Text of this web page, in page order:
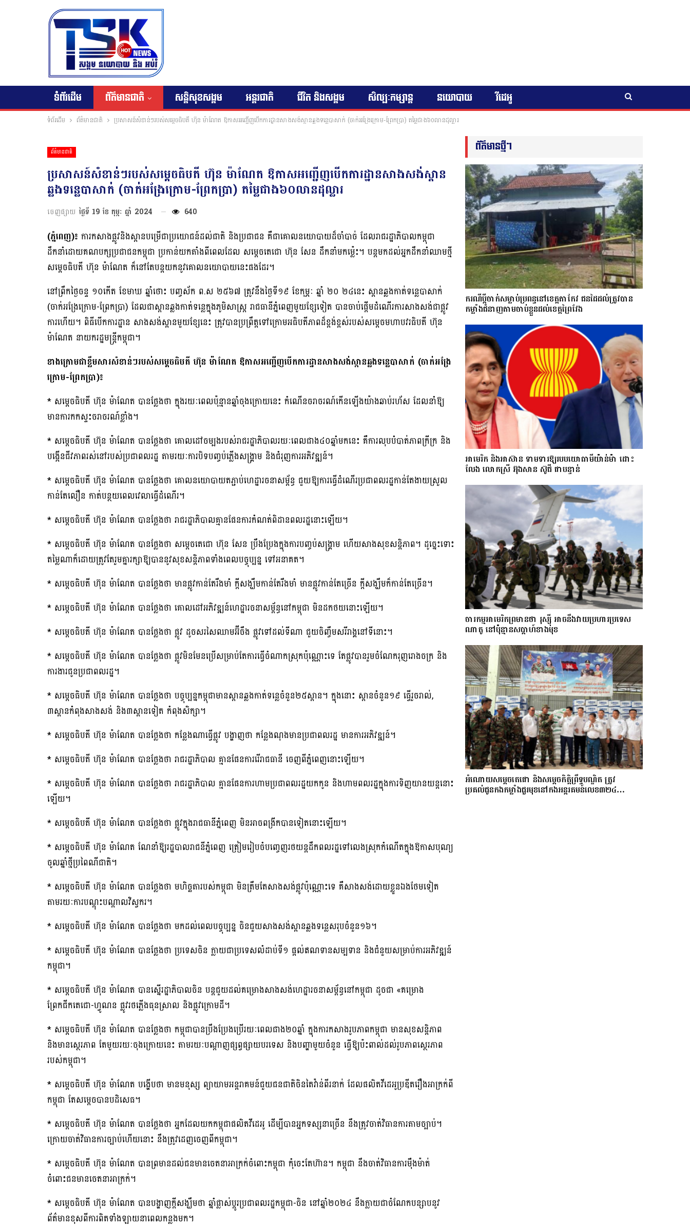
ទំព័រដើម ព័ត៌មានជាតិ សន្តិសុខសង្គម អន្តរជាតិ ជីវិត និងសង្គម សិល្បៈកម្សាន្ត នយោបាយ វីដេអូ
ទំព័រដើម ព័ត៌មានជាតិ ប្រសាសន៍សំខាន់ៗរបស់សម្តេចធិបតី ហ៊ុន ម៉ាណែត ឱកាសអញ្ជើញបើកការដ្ឋានសាងសង់ស្ពានឆ្លងទន្លេបាសាក់ (ចាក់អង្រែក្រោម-ព្រែកប្រា) តម្លៃជាង៦០លានដុល្លារ
ព័ត៌មានជាតិ
ប្រសាសន៍សំខាន់ៗរបស់សម្តេចធិបតី ហ៊ុន ម៉ាណែត ឱកាសអញ្ជើញបើកការដ្ឋានសាងសង់ស្ពាន
ឆ្លងទន្លេបាសាក់ (ចាក់អង្រែក្រោម-ព្រែកប្រា) តម្លៃជាង៦០លានដុល្លារ
ចេញផ្សាយ ថ្ងៃទី 19 ខែ កុម្ភៈ ឆ្នាំ 2024 640
(ភ្នំពេញ)៖ ការកសាងផ្លូវនិងស្ពានបម្រើជាប្រយោជន៍ដល់ជាតិ និងប្រជាជន គឺជាគោលនយោបាយដ៏ចាំបាច់ ដែលរាជរដ្ឋាភិបាលកម្ពុជា
ដឹកនាំដោយគណបក្សប្រជាជនកម្ពុជា ប្រកាន់យកតាំងពីពេលដែល សម្តេចតេជោ ហ៊ុន សែន ដឹកនាំមកម្ល៉េះ។ បន្តមកដល់អ្នកដឹកនាំឈាមថ្មី
សម្តេចធិបតី ហ៊ុន ម៉ាណែត ក៏នៅតែបន្តយកនូវគោលនយោបាយនេះផងដែរ។
នៅព្រឹកថ្ងៃចន្ទ ១០កើត ខែមាឃ ឆ្នាំថោះ បញ្ចស័ក ព.ស ២៥៦៧ ត្រូវនឹងថ្ងៃទី១៩ ខែកុម្ភៈ ឆ្នាំ ២០ ២៤នេះ ស្ពានឆ្លងកាត់ទន្លេបាសាក់
(ចាក់អង្រែក្រោម-ព្រែកប្រា) ដែលជាស្ពានឆ្លងកាត់ទន្លេក្នុងភូមិសាស្ត្រ រាជធានីភ្នំពេញមួយខ្សែទៀត បានចាប់ផ្តើមដំណើរការសាងសង់ជាផ្លូវ
ការហើយ។ ពិធីបើកការដ្ឋាន សាងសង់ស្ពានមួយខ្សែនេះ ត្រូវបានប្រព្រឹត្តទៅក្រោមអធិបតីភាពដ៏ខ្ពង់ខ្ពស់របស់សម្តេចមហាបវរធិបតី ហ៊ុន
ម៉ាណែត នាយករដ្ឋមន្ត្រីកម្ពុជា។
ខាងក្រោមជាខ្លឹមសារសំខាន់ៗរបស់សម្តេចធិបតី ហ៊ុន ម៉ាណែត ឱកាសអញ្ជើញបើកការដ្ឋានសាងសង់ស្ពានឆ្លងទន្លេបាសាក់ (ចាក់អង្រែ
ក្រោម-ព្រែកប្រា)៖
* សម្តេចធិបតី ហ៊ុន ម៉ាណែត បានថ្លែងថា ក្នុងរយៈពេលប៉ុន្មានឆ្នាំចុងក្រោយនេះ កំណើនចរាចរណ៍កើនឡើងយ៉ាងឆាប់រហ័ស ដែលនាំឱ្យ
មានការកកស្ទះចរាចរណ៍ខ្លាំង។
* សម្តេចធិបតី ហ៊ុន ម៉ាណែត បានថ្លែងថា គោលដៅចម្បងរបស់រាជរដ្ឋាភិបាលរយៈពេលជាង​៤០ឆ្នាំមកនេះ គឺការលុបបំបាត់ភាពក្រីក្រ និង
បង្កើនជីវភាពរស់នៅរបស់ប្រជាពលរដ្ឋ តាមរយៈការបិទបញ្ចប់ភ្លើងសង្គ្រាម និងជំរុញការអភិវឌ្ឍន៍។
* សម្តេចធិបតី ហ៊ុន ម៉ាណែត បានថ្លែងថា គោលនយោបាយតភ្ជាប់ហេដ្ឋារចនាសម្ព័ន្ធ ជួយឱ្យការធ្វើដំណើរ​ប្រជា​ពលរដ្ឋកាន់តែងាយស្រួល
កាន់តែលឿន កាត់បន្ថយពេលវេលាធ្វើដំណើរ។
* សម្តេចធិបតី ហ៊ុន ម៉ាណែត បានថ្លែងថា រាជរដ្ឋាភិបាលគ្មានផែនការកំណត់ពិដានពលរដ្ឋនោះឡើយ។
* សម្តេចធិបតី ហ៊ុន ម៉ាណែត បានថ្លែងថា សម្តេចតេជោ ហ៊ុន សែន ប្រឹងប្រែងក្នុងការបញ្ចប់សង្គ្រាម ហើយសាងសុខសន្តិភាព។ ដូច្នេះទោះ
តម្លៃណាក៏ដោយត្រូវតែរួមគ្នារក្សាឱ្យបាននូវសុខសន្តិភាពទាំងពេលបច្ចុប្បន្ន ទៅអនាគត។
* សម្តេចធិបតី ហ៊ុន ម៉ាណែត បានថ្លែងថា មានផ្លូវកាន់តែរឹងមាំ ក្តីសង្ឃឹមកាន់តែរឹងមាំ មានផ្លូវកាន់តែច្រើន ក្តីសង្ឃឹមក៏កាន់តែច្រើន។
* សម្តេចធិបតី ហ៊ុន ម៉ាណែត បានថ្លែងថា គោលដៅអភិវឌ្ឍន៍ហេដ្ឋារចនាសម្ព័ន្ធនៅកម្ពុជា មិនដកថយនោះឡើយ។
* សម្តេចធិបតី ហ៊ុន ម៉ាណែត បានថ្លែងថា ផ្លូវ ដូចសរសៃឈាមអ៊ីចឹង ផ្លូវទៅដល់ទីណា ជួយចិញ្ចឹមសរីរាង្គនៅទីនោះ។
* សម្តេចធិបតី ហ៊ុន ម៉ាណែត បានថ្លែងថា ផ្លូវមិនមែនប្រើសម្រាប់តែការធ្វើចំណាកស្រុកប៉ុណ្ណោះទេ តែផ្លូវបានរួមចំណែករុញរោងចក្រ និង
ការងារជូនប្រជាពលរដ្ឋ។
* សម្តេចធិបតី ហ៊ុន ម៉ាណែត បានថ្លែងថា បច្ចុប្បន្នកម្ពុជាមានស្ពានឆ្លងកាត់ទន្លេចំនួន២៥ស្ពាន។ ក្នុងនោះ ស្ពានចំនួន១៩ ធ្វើរួចរាល់,
៣ស្ពានកំពុងសាងសង់ និង៣ស្ពានទៀត កំពុងសិក្សា។
* សម្តេចធិបតី ហ៊ុន ម៉ាណែត បានថ្លែងថា កន្លែងណាធ្វើផ្លូវ បង្ហាញថា កន្លែងណុងមានប្រជាពលរដ្ឋ មានការអភិវឌ្ឍន៍។
* សម្តេចធិបតី ហ៊ុន ម៉ាណែត បានថ្លែងថា រាជរដ្ឋាភិបាល គ្មានផែនការរើរាជធានី ចេញពីភ្នំពេញនោះឡើយ។
* សម្តេចធិបតី ហ៊ុន ម៉ាណែត បានថ្លែងថា រាជរដ្ឋាភិបាល គ្មានផែនការហាមប្រជាពលរដ្ឋយកកូន និងហាមពលរដ្ឋក្នុងការទិញយានយន្តនោះ
ឡើយ។
* សម្តេចធិបតី ហ៊ុន ម៉ាណែត បានថ្លែងថា ផ្លូវក្នុងរាជធានីភ្នំពេញ មិនអាចពង្រីកបានទៀតនោះឡើយ។
* សម្តេចធិបតី ហ៊ុន ម៉ាណែត ណែនាំឱ្យរដ្ឋបាលរាជនីភ្នំពេញ ត្រៀមរៀបចំបញ្ចេញរថយន្តដឹកពលរដ្ឋទៅលេងស្រុកកំណើតក្នុងឱកាសបុណ្យ
ចូលឆ្នាំថ្មីប្រពៃណីជាតិ។
* សម្តេចធិបតី ហ៊ុន ម៉ាណែត បានថ្លែងថា មហិច្ឆតារបស់កម្ពុជា មិនត្រឹមតែសាងសង់ផ្លូវប៉ុណ្ណោះទេ គឺសាងសង់ដោយខ្លួនឯងថែមទៀត
តាមរយៈការបណ្តុះបណ្តាលវិស្វករ។
* សម្តេចធិបតី ហ៊ុន ម៉ាណែត បានថ្លែងថា មកដល់ពេលបច្ចុប្បន្ន ចិនជួយសាងសង់ស្ពានឆ្លងទន្លេសរុបចំនួន១៦។
* សម្តេចធិបតី ហ៊ុន ម៉ាណែត បានថ្លែងថា ប្រទេសចិន ក្លាយជាប្រទេសលំដាប់ទី១ ផ្តល់ឥណទានសម្បទាន និងជំនួយសម្រាប់ការអភិវឌ្ឍន៍
កម្ពុជា។
* សម្តេចធិបតី ហ៊ុន ម៉ាណែត បានស្នើរដ្ឋាភិបាលចិន បន្តជួយដល់គម្រោងសាងសង់ហេដ្ឋារចនាសម្ព័ន្ធនៅកម្ពុជា ដូចជា «គម្រោង
ព្រែកជីកតេជោ-ហ្វូណន ផ្លូវរថភ្លើងធុនស្រាល និងផ្លូវក្រោមដី។
* សម្តេចធិបតី ហ៊ុន ម៉ាណែត បានថ្លែងថា កម្ពុជាបានប្រឹងប្រែងប្រើរយៈពេលជាង២០ឆ្នាំ ក្នុងការកសាង​រូប​ភាពកម្ពុជា មានសុខសន្តិភាព
និងមានស្ថេរភាព តែមួយរយៈចុងក្រោយនេះ តាមរយៈបណ្តាញផ្សព្វ​ផ្សាយបរទេស និងបញ្ហាមួយចំនួន ធ្វើឱ្យប៉ះពាល់ដល់រូបភាពស្ថេរភាព
របស់កម្ពុជា។
* សម្តេចធិបតី ហ៊ុន ម៉ាណែត បង្ហើបថា មានមនុស្ស ព្យាយាមអន្តរាគមន៍ជួយជនជាតិចិនតៃវ៉ាន់ពីរនាក់ ដែលផលិតវីដេអូប្រឌីតរឿងអាក្រក់ពី
កម្ពុជា តែសម្តេចបានបដិសេធ។
* សម្តេចធិបតី ហ៊ុន ម៉ាណែត បានថ្លែងថា អ្នកដែលយកកម្ពុជាផលិតវីដេអូ ដើម្បីបានអ្នកទស្សនាច្រើន នឹងត្រូវចាត់វិធានការតាមច្បាប់។
ក្រោយចាត់វិធានការច្បាប់ហើយនោះ នឹងត្រូវដេញចេញពីកម្ពុជា។
* សម្តេចធិបតី ហ៊ុន ម៉ាណែត បានព្រមានដល់ជនមានចេតនាអាក្រក់ចំពោះកម្ពុជា កុំចេះតែហ៊ាន។ កម្ពុជា នឹងចាត់វិធានការម៉ឺងម៉ាត់
ចំពោះជនមានចេតនាអាក្រក់។
* សម្តេចធិបតី ហ៊ុន ម៉ាណែត បានបង្ហាញក្តីសង្ឃឹមថា ឆ្នាំផ្លាស់ប្តូរប្រជាពលរដ្ឋកម្ពុជា-ចិន នៅឆ្នាំ២០២៤ នឹងក្លាយជាចំណែកបន្សាបនូវ
ព័ត៌មានខុសពីការពិតទាំងឡាយនាពេលកន្លងមក។
ព័ត៌មានថ្មីៗ
ករណីប្ដីចាក់សម្លាប់ប្រពន្ធនៅខេត្តតាកែវ ជនដៃដល់ត្រូវបាន
កម្លាំងជំនាញតាមចាប់ខ្លួនដល់ខេត្តព្រៃវែង
អាមេរិក និងអាស៊ាន ទាមទារឱ្យ​របបយោធាមីយ៉ាន់ម៉ា​ ដោះ​
លែង​ លោកស្រី អ៊ុងសាន ស៊ូជី ជា​បន្ទាន់
ចារកម្ម​អាមេរិក​ព្រមាន​ថា​ រុស្ស៊ី​ អាចនឹងវាយប្រហារប្រទេស​​
ណា​តូ ​នៅ​ប៉ុន្មាន​សប្តាហ៍​​ខាង​មុខ​​
អំណោយសម្តេចតេជោ និងសម្តេចកិត្តិព្រឹទ្ធបណ្ឌិត ត្រូវ
ប្រគល់ជូនកងកម្លាំងជួរមុខនៅកងអន្តរគមន៍លេខ៣២៤…